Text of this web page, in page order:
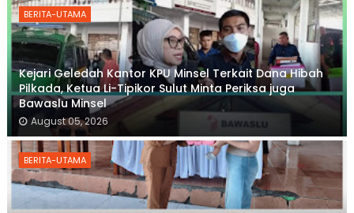
BERITA-UTAMA
Kejari Geledah Kantor KPU Minsel Terkait Dana Hibah
Pilkada, Ketua Li-Tipikor Sulut Minta Periksa juga
Bawaslu Minsel
August 05, 2026
BERITA-UTAMA